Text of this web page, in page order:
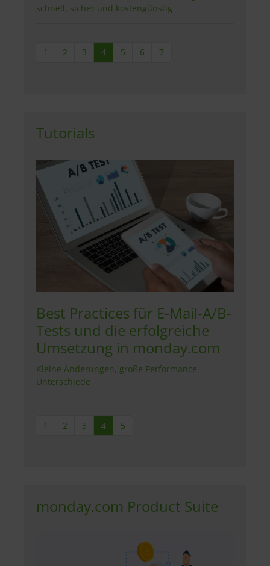
schnell, sicher und kostengünstig
1 2 3 4 5 6 7
Tutorials
Best Practices für E-Mail-A/B-
Tests und die erfolgreiche
Umsetzung in monday.com
Kleine Änderungen, große Performance-
Unterschiede
1 2 3 4 5
monday.com Product Suite